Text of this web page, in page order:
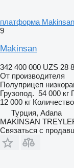
платформа Makinsan
9
Makinsan
342 400 000 UZS 28
От производителя
Полуприцеп
Грузопод. 54 000 кг
12 000 кг
Турция, Adana
MAKİNSAN
Связаться с